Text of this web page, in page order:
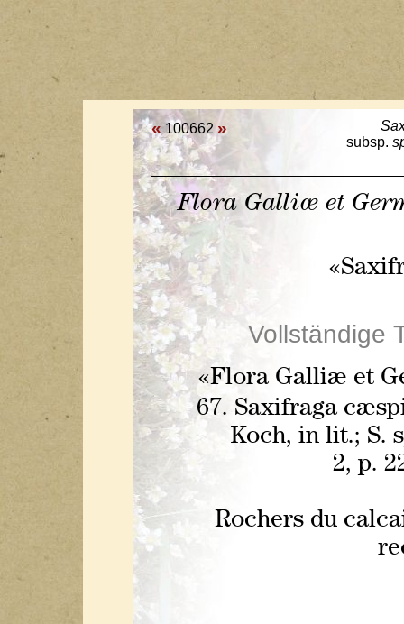
« 100662 »
subsp.
Flora Galliæ et
Vollständige
«Flora Galliæ et
67. Saxifraga
Koch, in lit.; S.
2, p.
Rochers du